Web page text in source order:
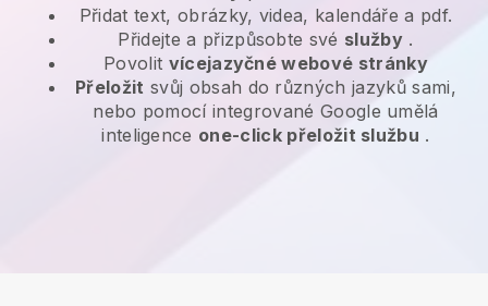
Přidat text, obrázky, videa, kalendáře a pdf.
Přidejte a přizpůsobte své služby.
Povolit vícejazyčné webové stránky
Přeložit svůj obsah do různých jazyků sami,
nebo pomocí integrované Google umělá
inteligence one-click přeložit službu .